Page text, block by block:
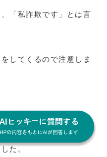
「私詐欺です」とは言
してくるので注意しま
た言い回しをしてくる
た。